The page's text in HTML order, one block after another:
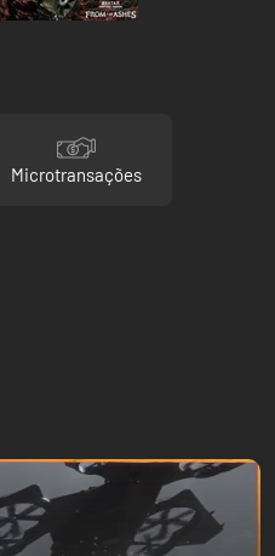
Microtransações